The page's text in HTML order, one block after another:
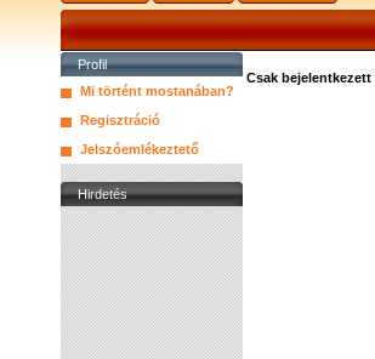
Profil
Mi történt mostanában?
Regisztráció
Jelszóemlékeztető
Hirdetés
Csak